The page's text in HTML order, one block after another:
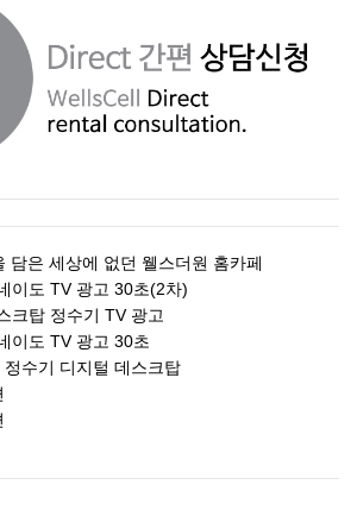
담은 세상에 없던 웰스더원 홈카페
이도 TV 광고 30초(2차)
크탑 정수기 TV 광고
이도 TV 광고 30초
수기 디지털 데스크탑